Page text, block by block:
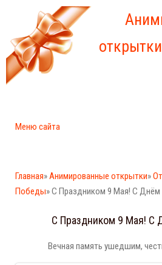
Меню сайта
Главная»Анимированные открытки»
Победы» С Праздником 9 Мая! С
С Праздником 9 Мая! С
Вечная память ушедшим,